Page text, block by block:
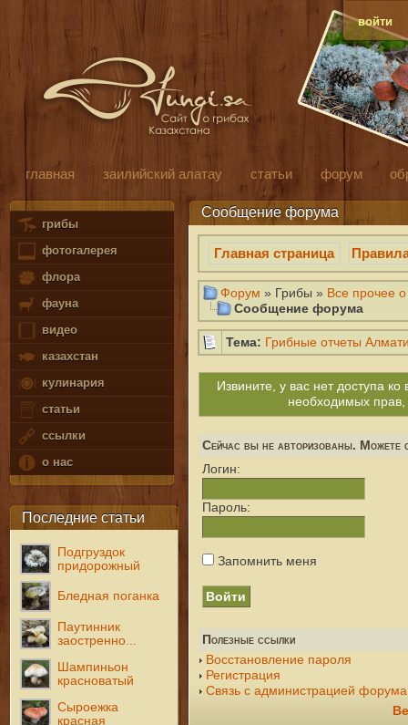
войти
главная заилийский алатау статьи форум
грибы
фотогалерея
флора
фауна
видео
казахстан
кулинария
статьи
ссылки
о нас
Последние статьи
Подгруздок
придорожный
Бледная поганка
Паутинник
заостренно...
Шампиньон
красноватый
Сыроежка
красная
Сообщение форума
Главная страница
Форум » Грибы » Все прочее о
Сообщение форума
Тема: Грибные отчеты
Извините, у вас нет доступа
необходимых прав,
Сейчас вы не авторизованы. Можете
Логин:
Пароль:
Запомнить меня
Полезные ссылки
Восстановление пароля
Регистрация
Связь с администрацией форума